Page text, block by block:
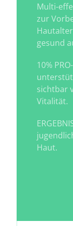
Multi-
zur
gesund
10%
sichtbar
Vitalität.
Haut.